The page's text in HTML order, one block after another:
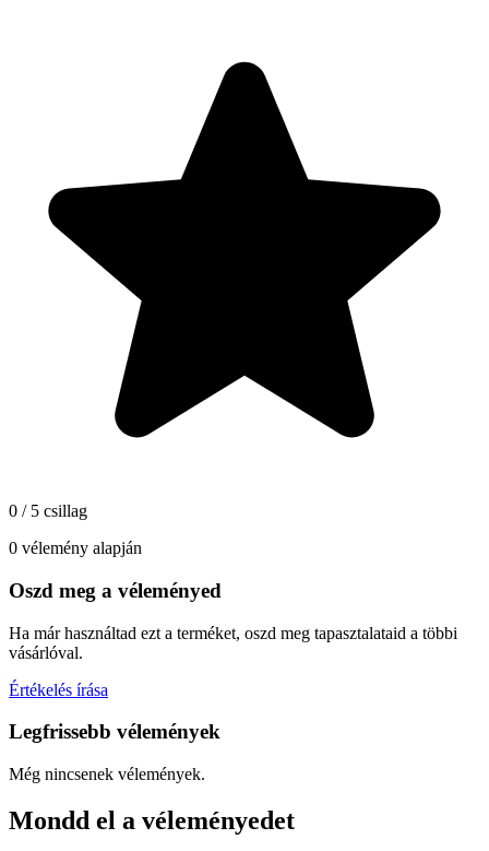
0 / 5 csillag
0 vélemény alapján
Oszd meg a véleményed
Ha már használtad ezt a terméket, oszd meg tapasztalataid a többi
vásárlóval.
Értékelés írása
Legfrissebb vélemények
Még nincsenek vélemények.
Mondd el a véleményedet